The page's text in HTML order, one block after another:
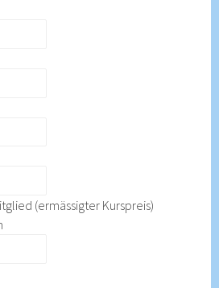
(ermässigter Kurspreis)